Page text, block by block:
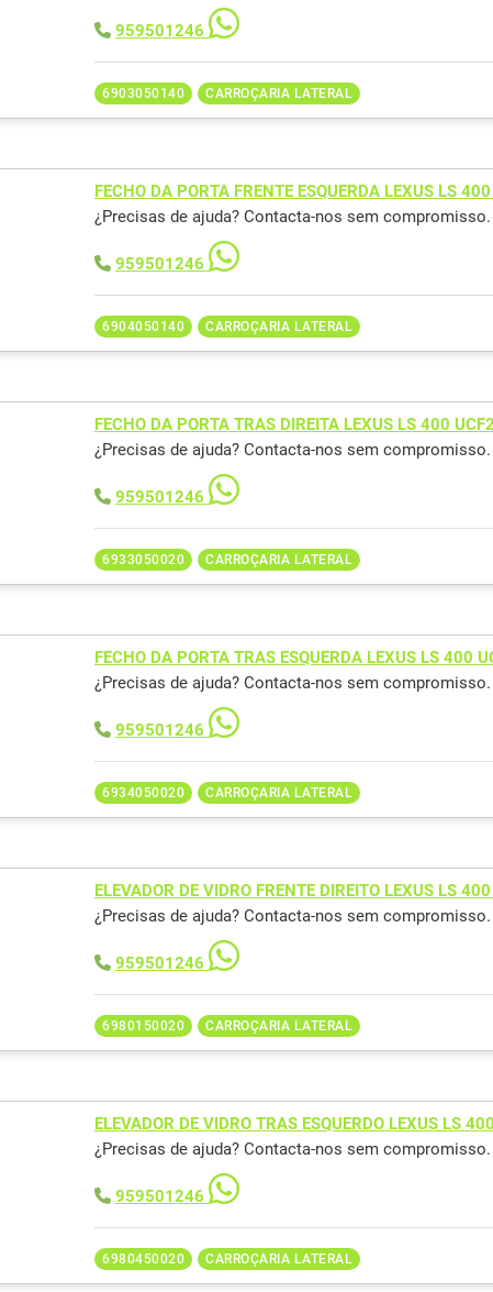
959501246
6903050140 CARROÇARIA LATERAL
FECHO DA PORTA FRENTE ESQUERDA LEXUS LS
¿Precisas de ajuda? Contacta-nos sem compromisso.
959501246
6904050140 CARROÇARIA LATERAL
FECHO DA PORTA TRAS DIREITA LEXUS LS 400
¿Precisas de ajuda? Contacta-nos sem compromisso.
959501246
6933050020 CARROÇARIA LATERAL
FECHO DA PORTA TRAS ESQUERDA LEXUS LS 400
¿Precisas de ajuda? Contacta-nos sem compromisso.
959501246
6934050020 CARROÇARIA LATERAL
ELEVADOR DE VIDRO FRENTE DIREITO LEXUS LS
¿Precisas de ajuda? Contacta-nos sem compromisso.
959501246
6980150020 CARROÇARIA LATERAL
ELEVADOR DE VIDRO TRAS ESQUERDO LEXUS LS
¿Precisas de ajuda? Contacta-nos sem compromisso.
959501246
6980450020 CARROÇARIA LATERAL